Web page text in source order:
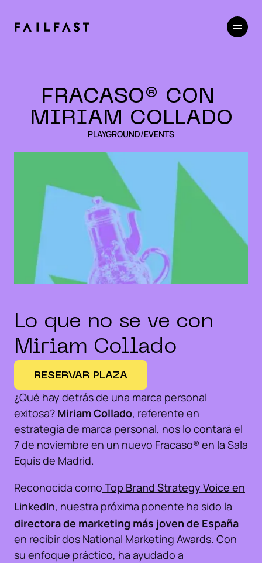
FRACASO®️ CON
MIRIAM COLLADO
PLAYGROUND/EVENTS
Lo que no se ve con
Miriam Collado
RESERVAR PLAZA
¿Qué hay detrás de una marca personal
exitosa? Miriam Collado, referente en
estrategia de marca personal, nos lo contará el
7 de noviembre en un nuevo Fracaso®️ en la Sala
Equis de Madrid.
Reconocida como Top Brand Strategy Voice en
LinkedIn, nuestra próxima ponente ha sido la
directora de marketing más joven de España
en recibir dos National Marketing Awards. Con
su enfoque práctico, ha ayudado a